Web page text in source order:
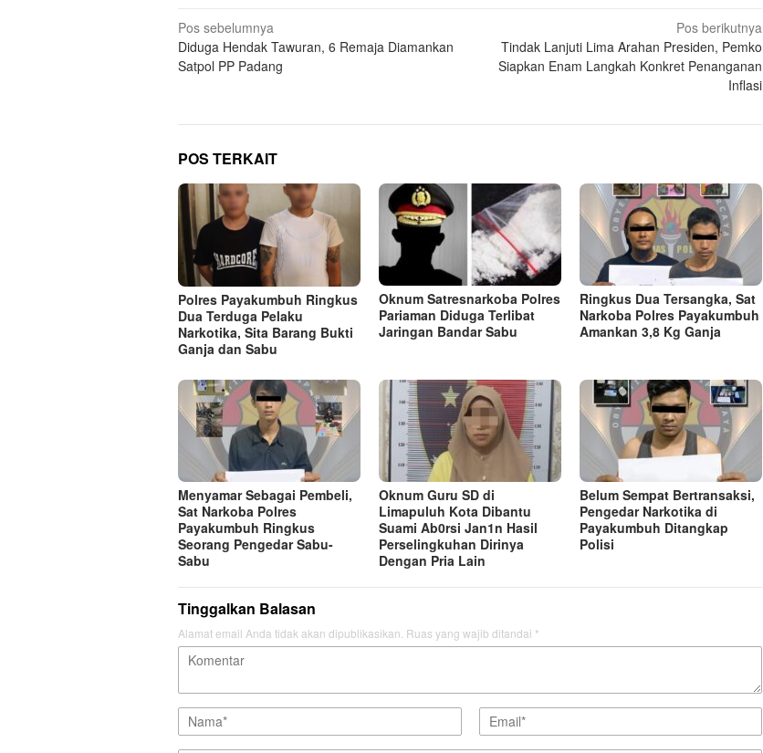
Navigasi
pos
Pos sebelumnya
Diduga Hendak Tawuran, 6 Remaja Diamankan
Satpol PP Padang
Pos berikutnya
Tindak Lanjuti Lima Arahan Presiden, Pemko
Siapkan Enam Langkah Konkret Penanganan
Inflasi
POS TERKAIT
Polres Payakumbuh Ringkus
Dua Terduga Pelaku
Narkotika, Sita Barang Bukti
Ganja dan Sabu
Oknum Satresnarkoba Polres
Pariaman Diduga Terlibat
Jaringan Bandar Sabu
Ringkus Dua Tersangka, Sat
Narkoba Polres Payakumbuh
Amankan 3,8 Kg Ganja
Menyamar Sebagai Pembeli,
Sat Narkoba Polres
Payakumbuh Ringkus
Seorang Pengedar Sabu-
Sabu
Oknum Guru SD di
Limapuluh Kota Dibantu
Suami Ab0rsi Jan1n Hasil
Perselingkuhan Dirinya
Dengan Pria Lain
Belum Sempat Bertransaksi,
Pengedar Narkotika di
Payakumbuh Ditangkap
Polisi
Tinggalkan Balasan
Alamat email Anda tidak akan dipublikasikan. Ruas yang wajib ditandai *